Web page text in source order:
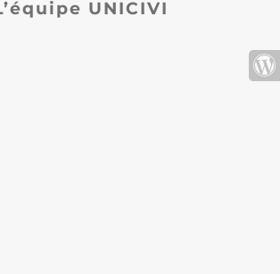
UNICIVI